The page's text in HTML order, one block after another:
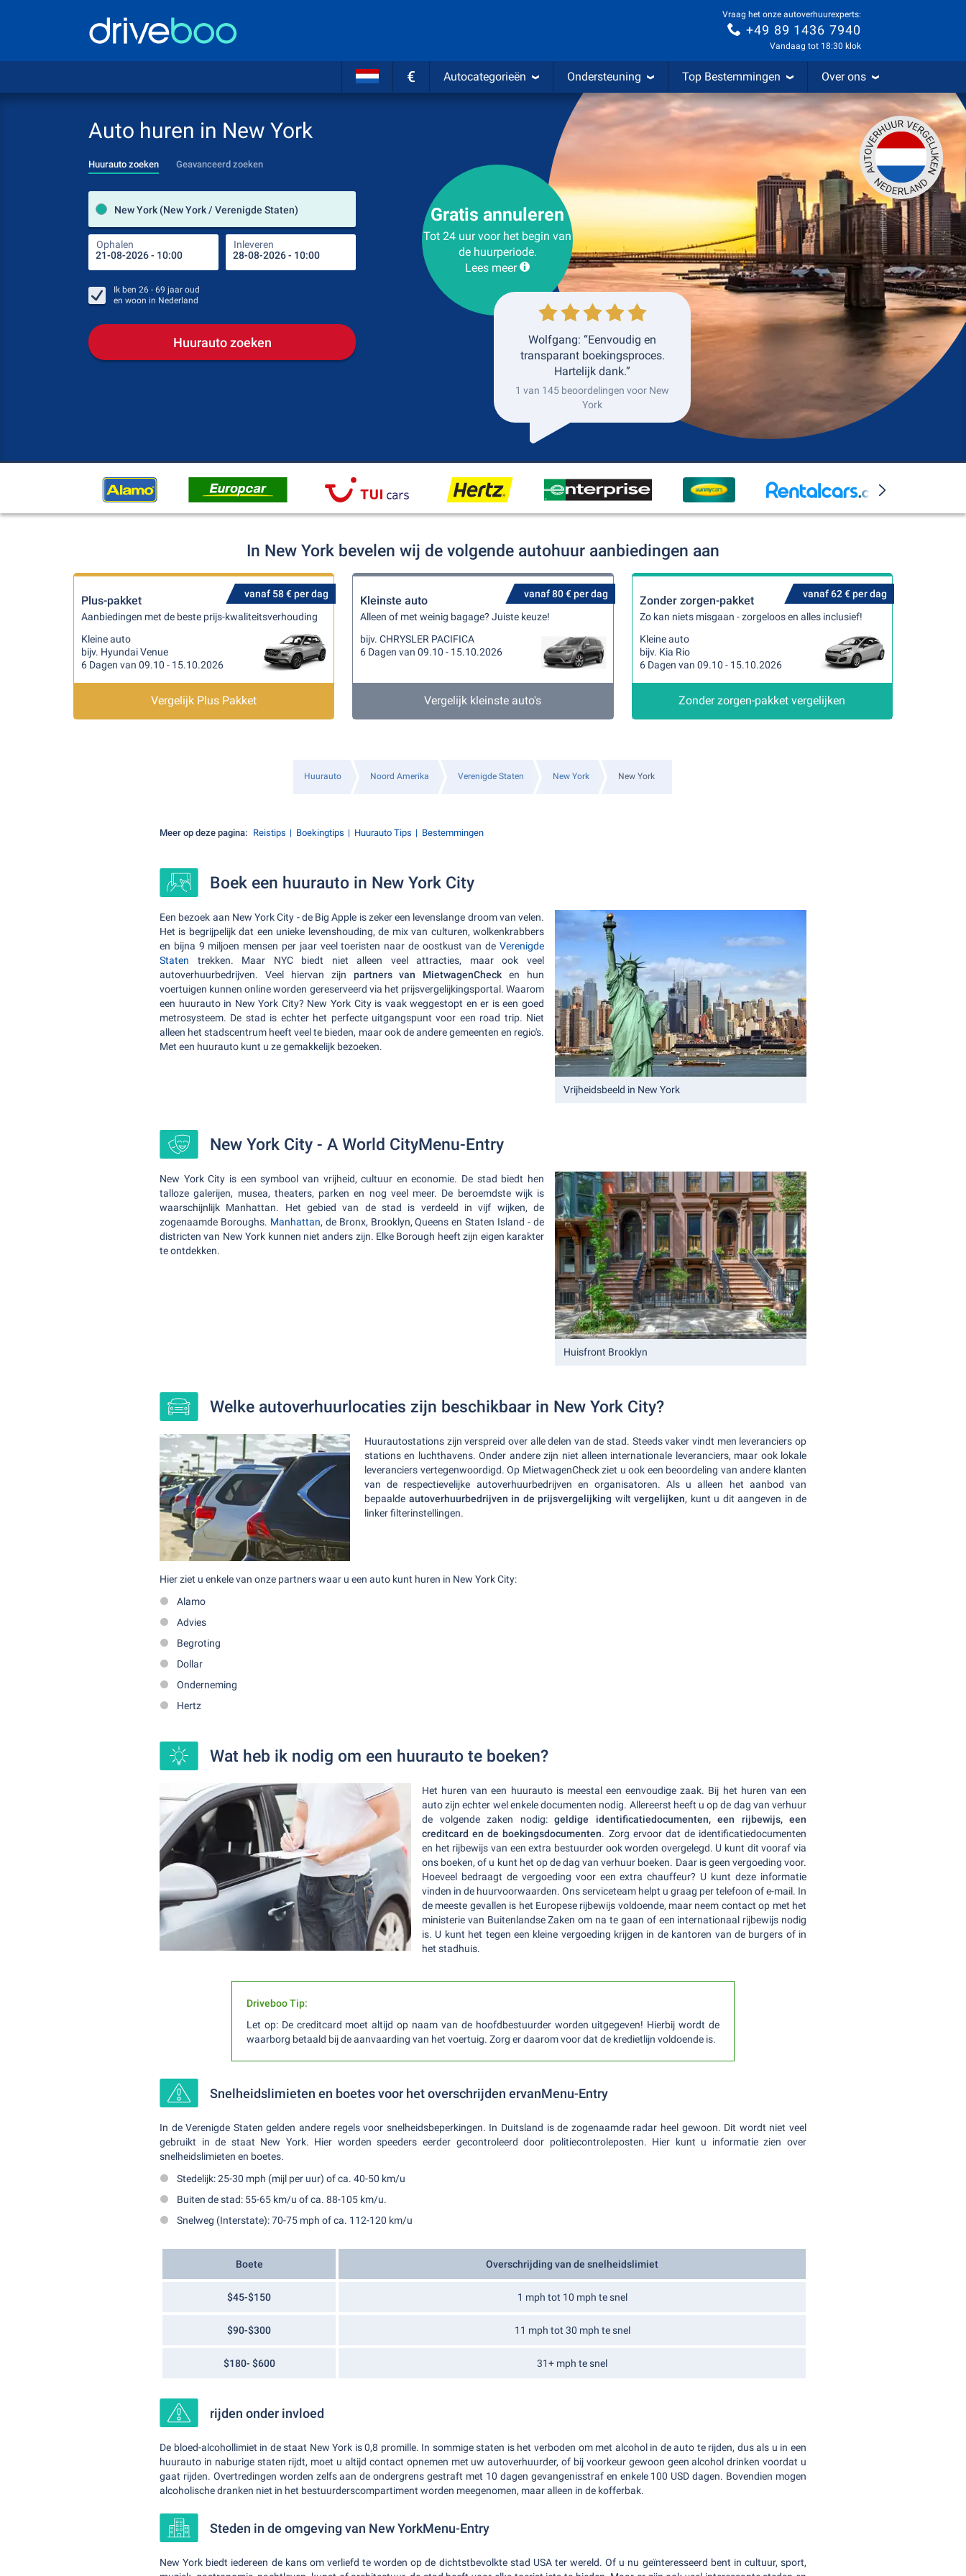
Vraag het onze autoverhuurexperts:
+49 89 1436 7940
Vandaag tot 18:30 klok
€ Autocategorieën Ondersteuning Top Bestemmingen Over ons
Auto huren in New York
Huurauto zoeken Geavanceerd zoeken
New York (New York / Verenigde Staten)
Ophalen Inleveren Plaats voor teruggave
Ik ben 26 - 69 jaar oud
en woon in Nederland
Huurauto zoeken
Gratis annuleren
Tot 24 uur voor het begin van
de huurperiode.
Lees meer
Wolfgang: “Eenvoudig en
transparant boekingsproces.
Hartelijk dank.”
1 van 145 beoordelingen voor New
York
In New York bevelen wij de volgende autohuur aanbiedingen aan
vanaf 58 € per dag
Plus-pakket
Aanbiedingen met de beste prijs-kwaliteitsverhouding
Kleine auto
bijv. Hyundai Venue
6 Dagen van 09.10 - 15.10.2026
Vergelijk Plus Pakket
vanaf 80 € per dag
Kleinste auto
Alleen of met weinig bagage? Juiste keuze!
bijv. CHRYSLER PACIFICA
6 Dagen van 09.10 - 15.10.2026
Vergelijk kleinste auto's
vanaf 62 € per dag
Zonder zorgen-pakket
Zo kan niets misgaan - zorgeloos en alles inclusief!
Kleine auto
bijv. Kia Rio
6 Dagen van 09.10 - 15.10.2026
Zonder zorgen-pakket vergelijken
Huurauto Noord Amerika Verenigde Staten New York New York
Meer op deze pagina: Reistips Boekingtips Huurauto Tips Bestemmingen
Boek een huurauto in New York City
Vrijheidsbeeld in New York
Een bezoek aan New York City - de Big Apple is zeker een levenslange droom van velen.
Het is begrijpelijk dat een unieke levenshouding, de mix van culturen, wolkenkrabbers
en bijna 9 miljoen mensen per jaar veel toeristen naar de oostkust van de Verenigde
Staten trekken. Maar NYC biedt niet alleen veel attracties, maar ook veel
autoverhuurbedrijven. Veel hiervan zijn partners van MietwagenCheck en hun
voertuigen kunnen online worden gereserveerd via het prijsvergelijkingsportal. Waarom
een huurauto in New York City? New York City is vaak weggestopt en er is een goed
metrosysteem. De stad is echter het perfecte uitgangspunt voor een road trip. Niet
alleen het stadscentrum heeft veel te bieden, maar ook de andere gemeenten en regio's.
Met een huurauto kunt u ze gemakkelijk bezoeken.
New York City - A World CityMenu-Entry
Huisfront Brooklyn
New York City is een symbool van vrijheid, cultuur en economie. De stad biedt hen
talloze galerijen, musea, theaters, parken en nog veel meer. De beroemdste wijk is
waarschijnlijk Manhattan. Het gebied van de stad is verdeeld in vijf wijken, de
zogenaamde Boroughs. Manhattan, de Bronx, Brooklyn, Queens en Staten Island - de
districten van New York kunnen niet anders zijn. Elke Borough heeft zijn eigen karakter
te ontdekken.
Welke autoverhuurlocaties zijn beschikbaar in New York City?
Huurautostations zijn verspreid over alle delen van de stad. Steeds vaker vindt men leveranciers op
stations en luchthavens. Onder andere zijn niet alleen internationale leveranciers, maar ook lokale
leveranciers vertegenwoordigd. Op MietwagenCheck ziet u ook een beoordeling van andere klanten
van de respectievelijke autoverhuurbedrijven en organisatoren. Als u alleen het aanbod van
bepaalde autoverhuurbedrijven in de prijsvergelijking wilt vergelijken, kunt u dit aangeven in de
linker filterinstellingen.
Hier ziet u enkele van onze partners waar u een auto kunt huren in New York City:
Alamo
Advies
Begroting
Dollar
Onderneming
Hertz
Wat heb ik nodig om een huurauto te boeken?
Het huren van een huurauto is meestal een eenvoudige zaak. Bij het huren van een
auto zijn echter wel enkele documenten nodig. Allereerst heeft u op de dag van verhuur
de volgende zaken nodig: geldige identificatiedocumenten, een rijbewijs, een
creditcard en de boekingsdocumenten. Zorg ervoor dat de identificatiedocumenten
en het rijbewijs van een extra bestuurder ook worden overgelegd. U kunt dit vooraf via
ons boeken, of u kunt het op de dag van verhuur boeken. Daar is geen vergoeding voor.
Hoeveel bedraagt de vergoeding voor een extra chauffeur? U kunt deze informatie
vinden in de huurvoorwaarden. Ons serviceteam helpt u graag per telefoon of e-mail. In
de meeste gevallen is het Europese rijbewijs voldoende, maar neem contact op met het
ministerie van Buitenlandse Zaken om na te gaan of een internationaal rijbewijs nodig
is. U kunt het tegen een kleine vergoeding krijgen in de kantoren van de burgers of in
het stadhuis.
Driveboo Tip:
Let op: De creditcard moet altijd op naam van de hoofdbestuurder worden uitgegeven! Hierbij wordt de
waarborg betaald bij de aanvaarding van het voertuig. Zorg er daarom voor dat de kredietlijn voldoende is.
Snelheidslimieten en boetes voor het overschrijden ervanMenu-Entry
In de Verenigde Staten gelden andere regels voor snelheidsbeperkingen. In Duitsland is de zogenaamde radar heel gewoon. Dit wordt niet veel
gebruikt in de staat New York. Hier worden speeders eerder gecontroleerd door politiecontroleposten. Hier kunt u informatie zien over
snelheidslimieten en boetes.
Stedelijk: 25-30 mph (mijl per uur) of ca. 40-50 km/u
Buiten de stad: 55-65 km/u of ca. 88-105 km/u.
Snelweg (Interstate): 70-75 mph of ca. 112-120 km/u
Boete Overschrijding van de snelheidslimiet
$45-$150 1 mph tot 10 mph te snel
$90-$300 11 mph tot 30 mph te snel
$180- $600 31+ mph te snel
rijden onder invloed
De bloed-alcohollimiet in de staat New York is 0,8 promille. In sommige staten is het verboden om met alcohol in de auto te rijden, dus als u in een
huurauto in naburige staten rijdt, moet u altijd contact opnemen met uw autoverhuurder, of bij voorkeur gewoon geen alcohol drinken voordat u
gaat rijden. Overtredingen worden zelfs aan de ondergrens gestraft met 10 dagen gevangenisstraf en enkele 100 USD dagen. Bovendien mogen
alcoholische dranken niet in het bestuurderscompartiment worden meegenomen, maar alleen in de kofferbak.
Steden in de omgeving van New YorkMenu-Entry
New York biedt iedereen de kans om verliefd te worden op de dichtstbevolkte stad USA ter wereld. Of u nu geïnteresseerd bent in cultuur, sport,